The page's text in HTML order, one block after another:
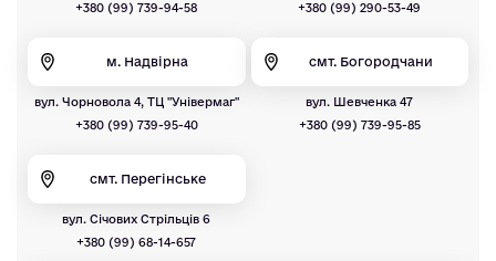
+380 (99) 739-94-58
+380 (99) 290-53-49
м. Надвірна
вул. Чорновола 4, ТЦ "Універмаг"
+380 (99) 739-95-40
смт. Богородчани
вул. Шевченка 47
+380 (99) 739-95-85
смт. Перегінське
вул. Січових Стрільців 6
+380 (99) 68-14-657